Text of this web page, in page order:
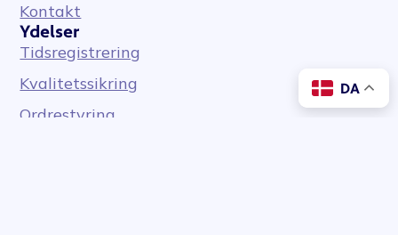
Kontakt
Ydelser
Tidsregistrering
Kvalitetssikring
Ordrestyring
DA